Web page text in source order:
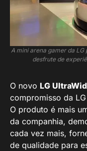
A mini arena gamer da LG
desfrute de
O novo LG
compromisso da
O produto é mais
da companhia,
cada vez mais,
de qualidade para